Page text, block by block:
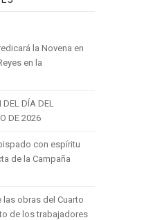
la Novena en
en la
DÍA DEL
DE 2026
con espíritu
de la Campaña
obras del Cuarto
de los trabajadores